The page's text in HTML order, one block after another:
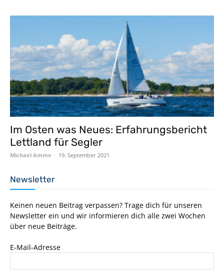
Im Osten was Neues: Erfahrungsbericht
Lettland für Segler
Michael Amme - 19. September 2021
Newsletter
Keinen neuen Beitrag verpassen? Trage dich für unseren
Newsletter ein und wir informieren dich alle zwei Wochen
über neue Beiträge.
E-Mail-Adresse